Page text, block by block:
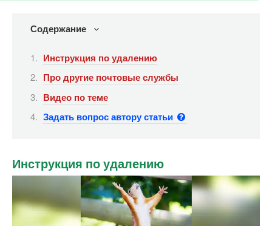
Содержание
Инструкция по удалению
Про другие почтовые службы
Видео по теме
Задать вопрос автору статьи
Инструкция по удалению